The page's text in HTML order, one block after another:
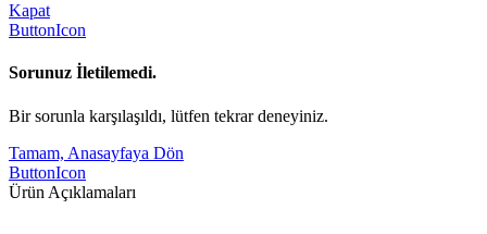
Kapat
ButtonIcon
Sorunuz İletilemedi.
Bir sorunla karşılaşıldı, lütfen tekrar deneyiniz.
Tamam, Anasayfaya Dön
ButtonIcon
Ürün Açıklamaları